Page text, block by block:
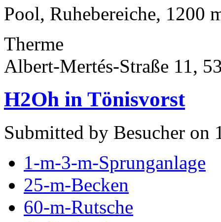
Pool, Ruhebereiche, 1200
Therme
Albert-Mertés-Straße 11,
H2Oh in Tönisvorst
Submitted by Besucher on
1-m-3-m-Sprunganlage
25-m-Becken
60-m-Rutsche